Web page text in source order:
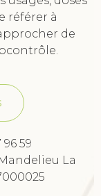
référer à
de
59
La